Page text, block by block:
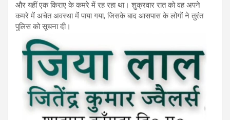
और यहीं एक किराए के कमरे में रह रहा था। शुक्रवार रात को वह अपने
कमरे में अचेत अवस्था में पाया गया, जिसके बाद आसपास के लोगों ने तुरंत
पुलिस को सूचना दी।